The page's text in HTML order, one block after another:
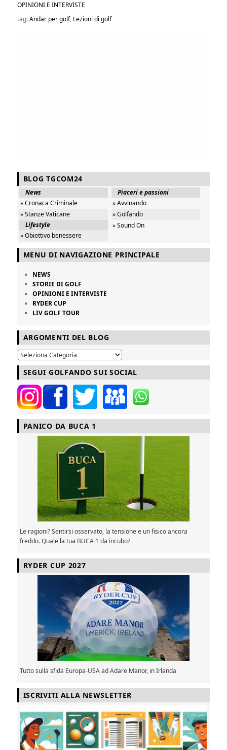
OPINIONI E INTERVISTE
tag:Andar per golf, Lezioni di golf
BLOG TGCOM24
News
» Cronaca Criminale
» Stanze Vaticane
Lifestyle
» Obiettivo benessere
Piaceri e passioni
» Avvinando
» Golfando
» Sound On
MENU DI NAVIGAZIONE PRINCIPALE
NEWS
STORIE DI GOLF
OPINIONI E INTERVISTE
RYDER CUP
LIV GOLF TOUR
ARGOMENTI DEL BLOG
SEGUI GOLFANDO SUI SOCIAL
PANICO DA BUCA 1
Le ragioni? Sentirsi osservato, la tensione e un fisico ancora
freddo. Quale la tua BUCA 1 da incubo?
RYDER CUP 2027
Tutto sulla sfida Europa-USA ad Adare Manor, in Irlanda
ISCRIVITI ALLA NEWSLETTER